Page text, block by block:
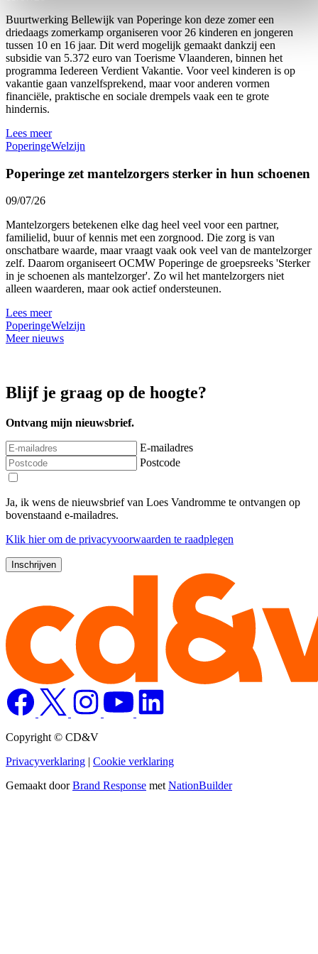
Buurtwerking Bellewijk van Poperinge kon deze zomer een
driedaags zomerkamp organiseren voor 26 kinderen en jongeren
tussen 10 en 16 jaar. Dit werd mogelijk gemaakt dankzij een
subsidie van 5.372 euro van Toerisme Vlaanderen, binnen het
programma Iedereen Verdient Vakantie. Voor veel kinderen is op
vakantie gaan vanzelfsprekend, maar voor anderen vormen
financiële, praktische en sociale drempels vaak een te grote
hindernis.
Lees meer
PoperingeWelzijn
Poperinge zet mantelzorgers sterker in hun schoenen
09/07/26
Mantelzorgers betekenen elke dag heel veel voor een partner,
familielid, buur of kennis met een zorgnood. Die zorg is van
onschatbare waarde, maar vraagt vaak ook veel van de mantelzorger
zelf. Daarom organiseert OCMW Poperinge de groepsreeks 'Sterker
in je schoenen als mantelzorger'. Zo wil het mantelzorgers niet
alleen waarderen, maar ook actief ondersteunen.
Lees meer
PoperingeWelzijn
Meer nieuws
Blijf je graag op de hoogte?
Ontvang mijn nieuwsbrief.
E-mailadres
Postcode
Ja, ik wens de nieuwsbrief van Loes Vandromme te ontvangen op
bovenstaand e-mailadres.
Klik hierom de privacyvoorwaarden te raadplegen
Copyright © CD&V
Privacyverklaring | Cookie verklaring
Gemaakt doorBrand Response met NationBuilder